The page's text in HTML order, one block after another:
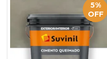
5%
OFF